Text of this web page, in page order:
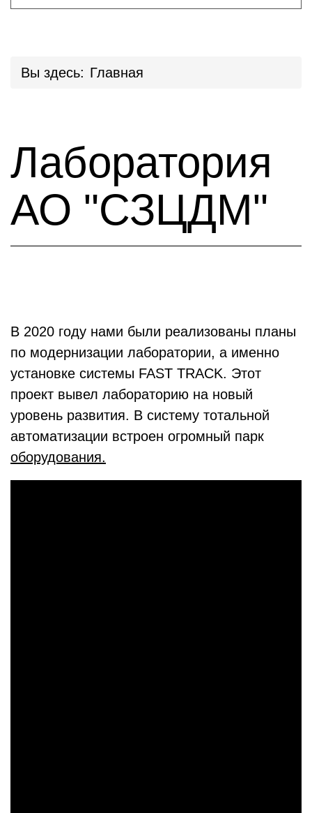
Вы здесь: Главная
Лаборатория
АО "СЗЦДМ"
В 2020 году нами были реализованы планы
по модернизации лаборатории, а именно
установке системы FAST TRACK. Этот
проект вывел лабораторию на новый
уровень развития. В систему тотальной
автоматизации встроен огромный парк
оборудования.